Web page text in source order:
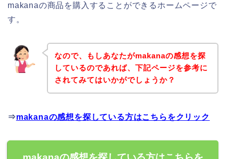
makanaの商品を購入することができるホームページで
す。
なので、もしあなたがmakanaの感想を探
しているのであれば、下記ページを参考に
されてみてはいかがでしょうか？
⇒makanaの感想を探している方はこちらをクリック